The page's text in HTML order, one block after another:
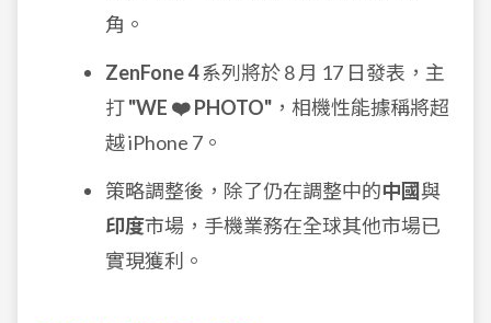
角。
ZenFone 4系列將於 8 月 17 日發表，主
打"WE ❤️ PHOTO" ，相機性能據稱將超
越 iPhone 7。
策略調整後，除了仍在調整中的中國與
印度市場，手機業務在全球其他市場已
實現獲利。